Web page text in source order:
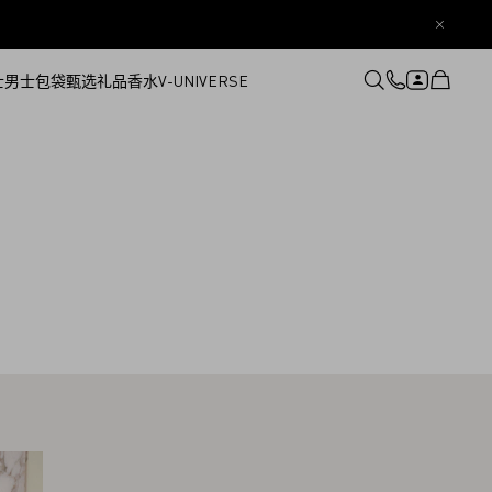
男士包袋甄选礼品香水V-UNIVERSE